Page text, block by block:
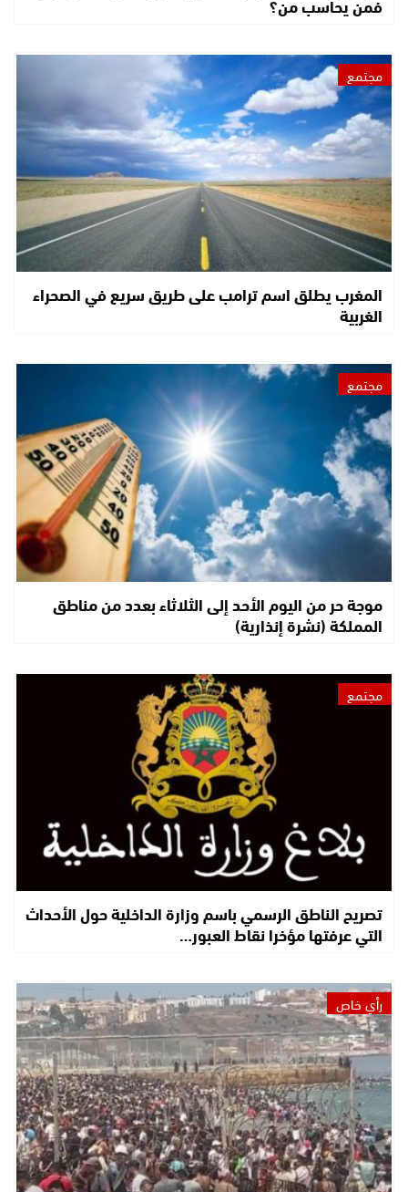
مجتمع
المغرب يطلق اسم ترامب على طريق سريع في الصحراء
الغربية
مجتمع
موجة حر من اليوم الأحد إلى الثلاثاء بعدد من مناطق
المملكة (نشرة إنذارية)
مجتمع
تصريح الناطق الرسمي باسم وزارة الداخلية حول الأحداث
التي عرفتها مؤخرا نقاط العبور…
رأي خاص